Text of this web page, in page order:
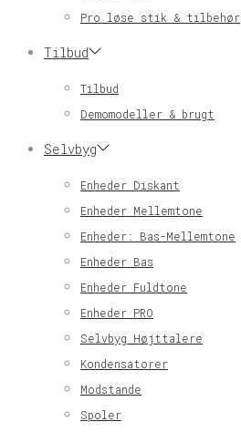
Pro løse stik & tilbehør
Tilbud
Tilbud
Demomodeller & brugt
Selvbyg
Enheder Diskant
Enheder Mellemtone
Enheder: Bas-Mellemtone
Enheder Bas
Enheder Fuldtone
Enheder PRO
Selvbyg Højttalere
Kondensatorer
Modstande
Spoler